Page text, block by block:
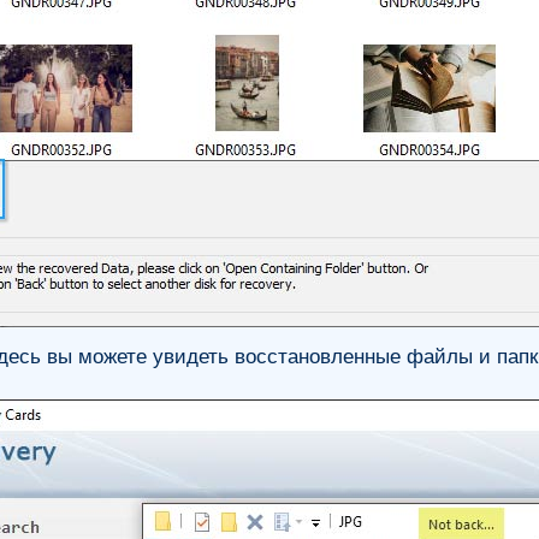
вы можете увидеть восстановленные файлы и